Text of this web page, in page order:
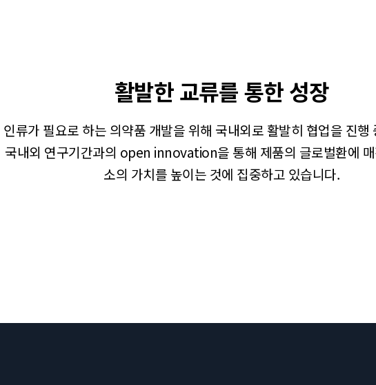
활발한 교류를 통한 성장
인류가 필요로 하는 의약품 개발을 위해 국내외로 활발히 협업을 진행
국내외 연구기간과의 open innovation을 통해 제품의 글로벌환에
소의 가치를 높이는 것에 집중하고 있습니다.